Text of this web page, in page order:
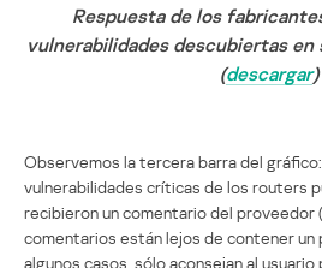
Respuesta de los
vulnerabilidades descubiertas en
(descargar)
Observemos la tercera barra del
vulnerabilidades críticas de los routers
recibieron un comentario del proveedor
comentarios están lejos de contener un
algunos casos, sólo aconsejan al